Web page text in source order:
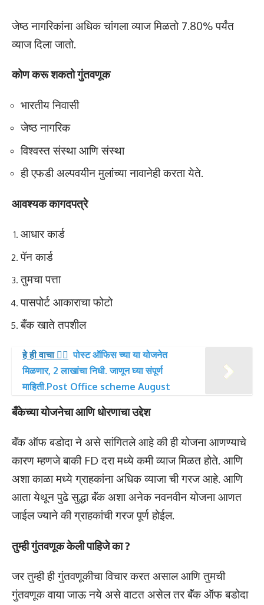
जेष्ठ नागरिकांना अधिक चांगला व्याज मिळतो 7.80% पर्यंत
व्याज दिला जातो.
कोण करू शकतो गुंतवणूक
भारतीय निवासी
जेष्ठ नागरिक
विश्वस्त संस्था आणि संस्था
ही एफडी अल्पवयीन मुलांच्या नावानेही करता येते.
आवश्यक कागदपत्रे
आधार कार्ड
पॅन कार्ड
तुमचा पत्ता
पासपोर्ट आकाराचा फोटो
बँक खाते तपशील
हे ही वाचा 👉🏻 पोस्ट ऑफिस च्या या योजनेत
मिळणार, 2 लाखांचा निधी. जाणून घ्या संपूर्ण
माहिती.Post Office scheme August
बँकेच्या योजनेचा आणि धोरणाचा उद्देश
बॅंक ऑफ बडोदा ने असे सांगितले आहे की ही योजना आणण्याचे
कारण म्हणजे बाकी FD दरा मध्ये कमी व्याज मिळत होते. आणि
अशा काळा मध्ये ग्राहकांना अधिक व्याजा ची गरज आहे. आणि
आता येथून पुढे सुद्धा बॅंक अशा अनेक नवनवीन योजना आणत
जाईल ज्याने की ग्राहकांची गरज पूर्ण होईल.
तुम्ही गुंतवणूक केली पाहिजे का ?
जर तुम्ही ही गुंतवणूकीचा विचार करत असाल आणि तुमची
गुंतवणूक वाया जाऊ नये असे वाटत असेल तर बॅंक ऑफ बडोदा